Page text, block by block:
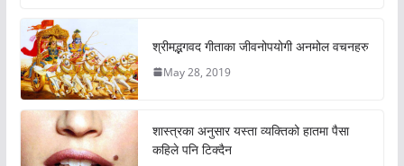
श्रीमद्भगवद गीताका जीवनोपयोगी अनमोल वचनहरु
May 28, 2019
शास्त्रका अनुसार यस्ता व्यक्तिको हातमा पैसा
कहिले पनि टिक्दैन